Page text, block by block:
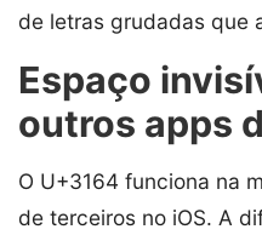
de letras grudadas que
Espaço
outros apps
O U+3164 funciona na
de terceiros no iOS. A